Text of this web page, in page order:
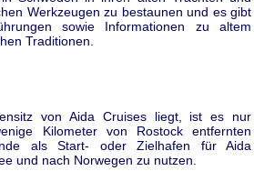
Werkzeugen zu bestaunen und es gibt
sowie Informationen zu altem
Traditionen.
von Aida Cruises liegt, ist es nur
Kilometer von Rostock entfernten
als Start- oder Zielhafen für Aida
und nach Norwegen zu nutzen.